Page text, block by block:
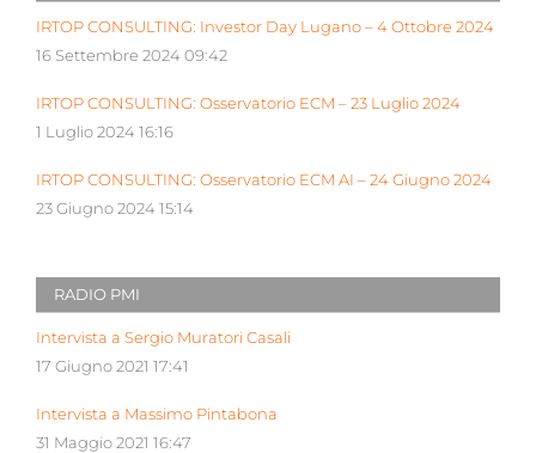
IRTOP CONSULTING: Investor Day Lugano – 4 Ottobre 2024
16 Settembre 2024 09:42
IRTOP CONSULTING: Osservatorio ECM – 23 Luglio 2024
1 Luglio 2024 16:16
IRTOP CONSULTING: Osservatorio ECM AI – 24 Giugno 2024
23 Giugno 2024 15:14
RADIO PMI
Intervista a Sergio Muratori Casali
17 Giugno 2021 17:41
Intervista a Massimo Pintabona
31 Maggio 2021 16:47